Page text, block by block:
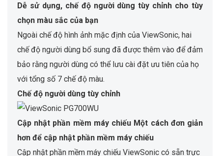
Dễ sử dụng, chế độ người dùng tùy chỉnh cho tùy
chọn màu sắc của bạn
Ngoài chế độ hình ảnh mặc định của ViewSonic, hai
chế độ người dùng bổ sung đã được thêm vào để đảm
bảo rằng người dùng có thể lưu cài đặt ưu tiên của họ
với tổng số 7 chế độ màu.
Chế độ người dùng tùy chỉnh
Cập nhật phần mềm máy chiếu Một cách đơn giản
hơn để cập nhật phần mềm máy chiếu
Cập nhật phần mềm máy chiếu ViewSonic có sẵn trực